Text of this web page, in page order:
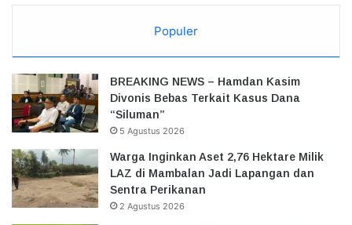
Populer
BREAKING NEWS – Hamdan Kasim
Divonis Bebas Terkait Kasus Dana
“Siluman”
5 Agustus 2026
Warga Inginkan Aset 2,76 Hektare Milik
LAZ di Mambalan Jadi Lapangan dan
Sentra Perikanan
2 Agustus 2026